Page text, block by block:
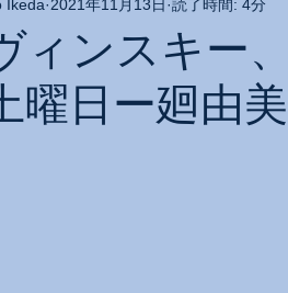
ィンスキー
曜日ー廻由
Ikeda 2021年11月13日 読了時間: 4分